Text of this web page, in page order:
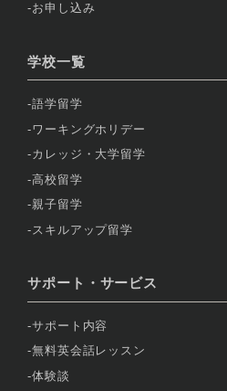
お申し込み
学校一覧
語学留学
ワーキングホリデー
カレッジ・大学留学
高校留学
親子留学
スキルアップ留学
サポート・サービス
サポート内容
無料英会話レッスン
体験談